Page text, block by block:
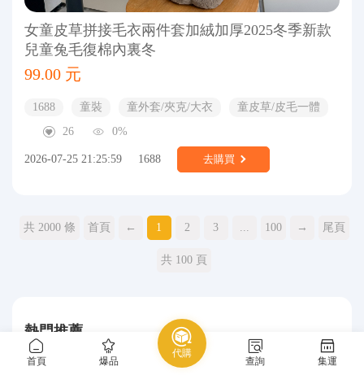
首頁 爆品
代購
查詢 集運
女童皮草拼接毛衣兩件套加絨加厚2025冬季新款
兒童兔毛復棉內裏冬
99.00 元
1688 童裝 童外套/夾克/大衣
童皮草/皮毛一體
26
0%
2026-07-25 21:25:59 1688 去購買
共 2000 條 首頁 ← 1 2 3 100 → 尾頁
共 100 頁
熱門推薦